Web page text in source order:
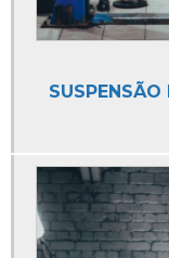
Auto Elétrica e
Auto Elétrica e Oficina
Auto Elétrica
Auto Elétrica para Ar
Auto Elétrica para
SUSPENSÃO